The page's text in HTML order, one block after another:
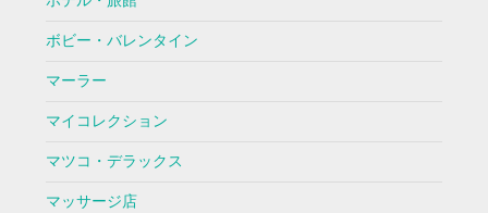
ボビー・バレンタイン
マーラー
マイコレクション
マツコ・デラックス
マッサージ店